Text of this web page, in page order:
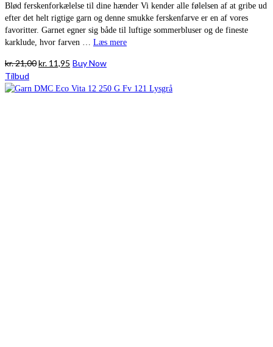
Blød ferskenforkælelse til dine hænder Vi kender alle følelsen af at gribe ud
efter det helt rigtige garn og denne smukke ferskenfarve er en af vores
favoritter. Garnet egner sig både til luftige sommerbluser og de fineste
karklude, hvor farven … Læs mere
kr.21,00Den
pris
kr. 11,95 Den
pris
Buy Now
Tilbud